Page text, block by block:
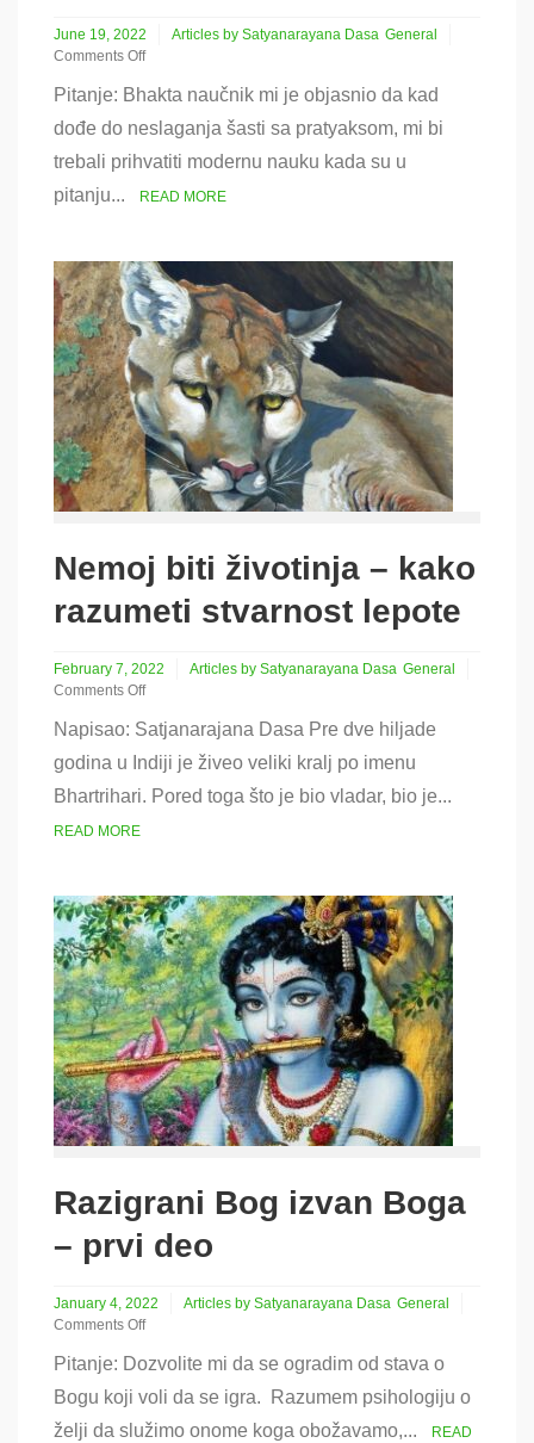
June 19, 2022 Articles by Satyanarayana Dasa General
Comments Off
Odstupanja
između
i
nauke
Pitanje: Bhakta naučnik mi je objasnio da kad
dođe do neslaganja šasti sa pratyaksom, mi bi
trebali prihvatiti modernu nauku kada su u
pitanju...
READ MORE
Nemoj biti životinja – kako
razumeti stvarnost lepote
February 7, 2022 Articles by Satyanarayana Dasa General
Comments Off
Nemoj
životinja
–
razumeti
Napisao: Satjanarajana Dasa Pre dve hiljade
godina u Indiji je živeo veliki kralj po imenu
Bhartrihari. Pored toga što je bio vladar, bio je...
READ MORE
Razigrani Bog izvan Boga
– prvi deo
January 4, 2022 Articles by Satyanarayana Dasa General
Comments Off
Razigrani
Bog
izvan
Boga
Pitanje: Dozvolite mi da se ogradim od stava o
Bogu koji voli da se igra. Razumem psihologiju o
želji da služimo onome koga obožavamo,...
READ